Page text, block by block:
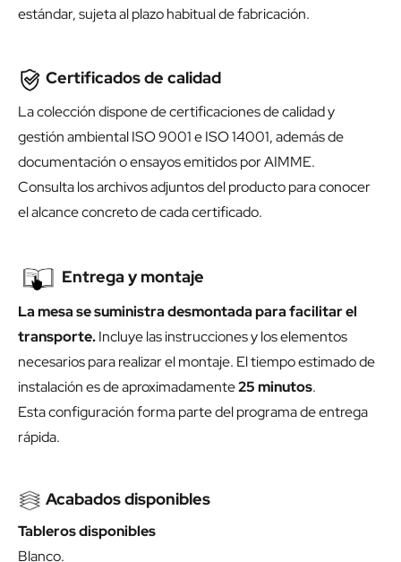
estándar, sujeta al plazo habitual de fabricación.
Certificados de calidad
La colección dispone de certificaciones de calidad y
gestión ambiental ISO 9001 e ISO 14001, además de
documentación o ensayos emitidos por AIMME.
Consulta los archivos adjuntos del producto para conocer
el alcance concreto de cada certificado.
Entrega y montaje
La mesa se suministra desmontada para facilitar el
transporte.Incluye las instrucciones y los elementos
necesarios para realizar el montaje. El tiempo estimado de
instalación es de aproximadamente25 minutos.
Esta configuración forma parte del programa de entrega
rápida.
Acabados disponibles
Tableros disponibles
Blanco.